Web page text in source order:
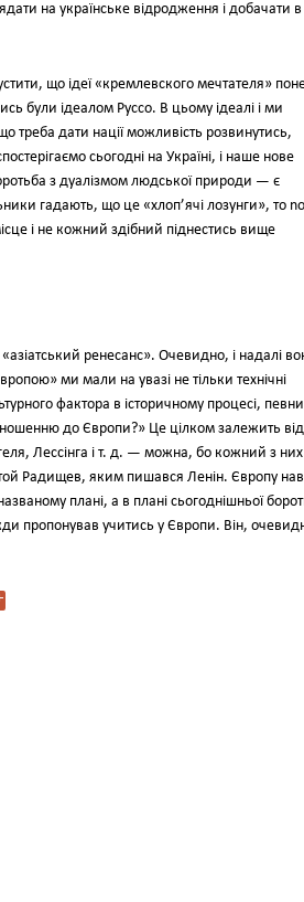
на українське відродження і добачати в
що ідеї «кремлевского мечтателя»
були ідеалом Руссо. В цьому ідеалі і ми
дати нації можливість розвинутись,
сьогодні на Україні, і наше нове
з дуалізмом людської природи — є
гадають, що це «хлоп’ячі лозунги», то
і не кожний здібний піднестись вище
ренесанс». Очевидно, і надалі
ми мали на увазі не тільки технічні
фактора в історичному процесі,
до Європи?» Це цілком залежить від
Лессінга і т. д. — можна, бо кожний з них
Радищев, яким пишався Ленін. Європу
плані, а в плані сьогоднішньої
пропонував учитись у Європи. Він,